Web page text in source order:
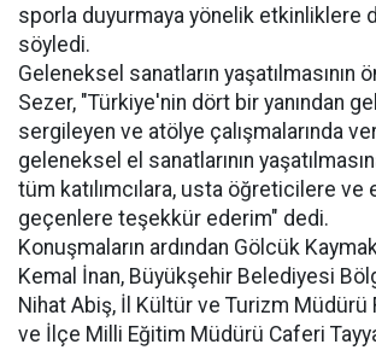
sporla duyurmaya yönelik etkinliklere
söyledi.
Geleneksel sanatların yaşatılmasının
Sezer, "Türkiye'nin dört bir yanından
sergileyen ve atölye çalışmalarında
geleneksel el sanatlarının
tüm katılımcılara, usta öğreticilere ve
geçenlere teşekkür ederim" dedi.
Konuşmaların ardından Gölcük
Kemal İnan, Büyükşehir Belediyesi
Nihat Abiş, İl Kültür ve Turizm Müdürü
ve İlçe Milli Eğitim Müdürü Caferi